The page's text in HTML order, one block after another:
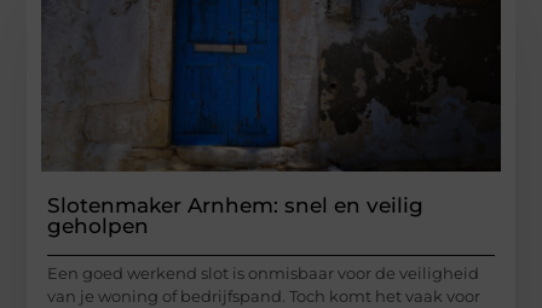
Slotenmaker Arnhem: snel en veilig
geholpen
Een goed werkend slot is onmisbaar voor de veiligheid
van je woning of bedrijfspand. Toch komt het vaak voor